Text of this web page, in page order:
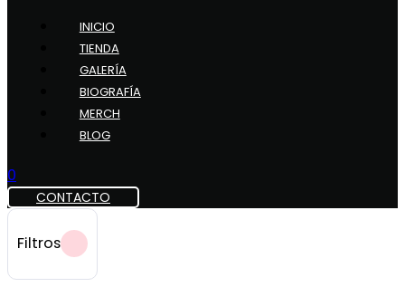
INICIO
TIENDA
GALERÍA
BIOGRAFÍA
MERCH
BLOG
0
CONTACTO
Filtros